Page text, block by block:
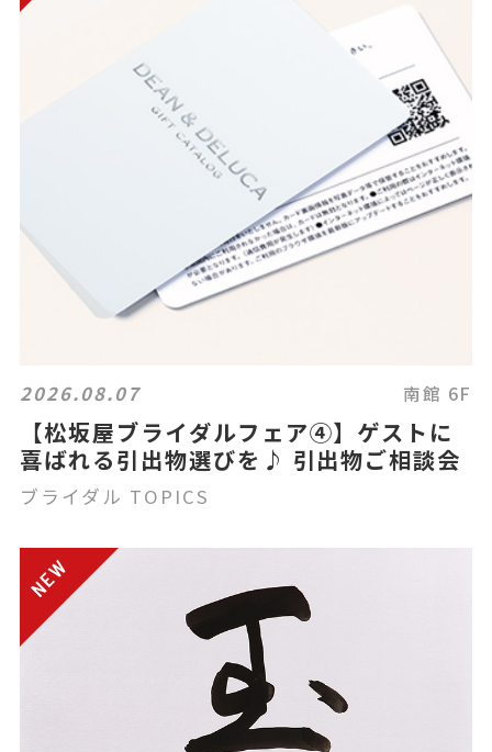
2026.08.07 南館 6F
【松坂屋ブライダルフェア④】ゲストに
喜ばれる引出物選びを♪ 引出物ご相談会
ブライダル TOPICS